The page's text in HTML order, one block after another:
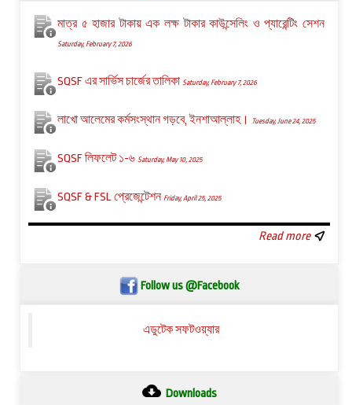
মাত্র ৫ হাজার টাকায় এক লক্ষ টাকার কাউন্সেলিং ও প্যারেন্টিং সেশন
Saturday, February 7, 2026
SQSF এর সার্ভিস চার্জের তালিকা Saturday, February 7, 2026
লাখো আলেমের কর্মসংস্থান গড়বে, ইনশাআল্লাহ। Tuesday, June 24, 2025
SQSF লিফলেট ১-৬ Saturday, May 10, 2025
SQSF & FSL প্রেজেন্টেশন Friday, April 25, 2025
Read more
Follow us @Facebook
এডুটেক সফটওয়্যার
Downloads